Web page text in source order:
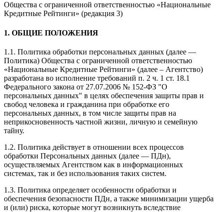
Общества с ограниченной ответственностью «Национальные
Кредитные Рейтинги» (редакция 3)
1. ОБЩИЕ ПОЛОЖЕНИЯ
1.1. Политика обработки персональных данных (далее —
Политика) Общества с ограниченной ответственностью
«Национальные Кредитные Рейтинги» (далее – Агентство)
разработана во исполнение требований п. 2 ч. 1 ст. 18.1
Федерального закона от 27.07.2006 № 152-ФЗ "О
персональных данных" в целях обеспечения защиты прав и
свобод человека и гражданина при обработке его
персональных данных, в том числе защиты прав на
неприкосновенность частной жизни, личную и семейную
тайну.
1.2. Политика действует в отношении всех процессов
обработки Персональных данных (далее — ПДн),
осуществляемых Агентством как в информационных
системах, так и без использования таких систем.
1.3. Политика определяет особенности обработки и
обеспечения безопасности ПДн, а также минимизации ущерба
и (или) риска, которые могут возникнуть вследствие